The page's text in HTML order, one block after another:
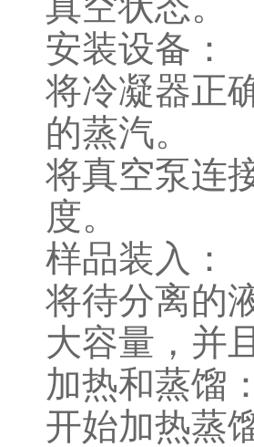
安装设备：
将冷凝器正
的蒸汽。
将真空泵连
度。
样品装入：
将待分离的
大容量，并
加热和蒸馏
开始加热蒸